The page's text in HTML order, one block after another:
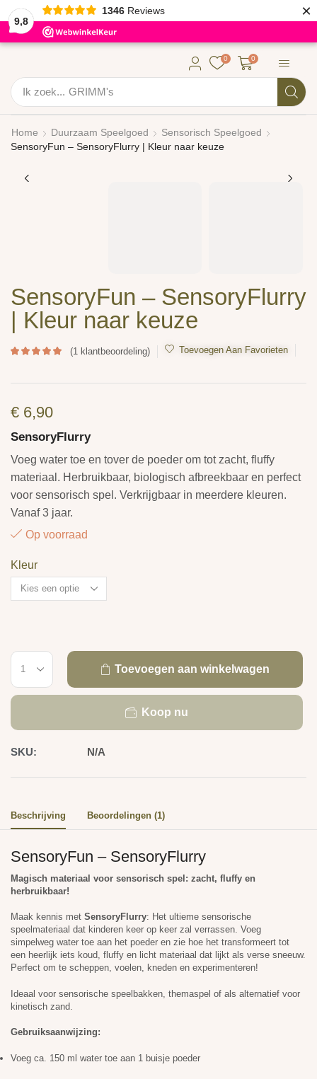
9,8
1346 Reviews ×
Ik zoek... GRIMM's
0 0
Home Duurzaam Speelgoed
Sensorisch Speelgoed
SensoryFun – SensoryFlurry | Kleur naar keuze
SensoryFun – SensoryFlurry
| Kleur naar keuze
(1 klantbeoordeling) Toevoegen Aan Favorieten
€ 6,90
SensoryFlurry
Voeg water toe en tover de poeder om tot zacht, fluffy
materiaal. Herbruikbaar, biologisch afbreekbaar en perfect
voor sensorisch spel. Verkrijgbaar in meerdere kleuren.
Vanaf 3 jaar.
Op voorraad
Kleur
Toevoegen aan winkelwagen
Koop nu
SKU: N/A
Beschrijving Beoordelingen (1)
SensoryFun – SensoryFlurry
Magisch materiaal voor sensorisch spel: zacht, fluffy en
herbruikbaar!
Maak kennis met SensoryFlurry: Het ultieme sensorische
speelmateriaal dat kinderen keer op keer zal verrassen. Voeg
simpelweg water toe aan het poeder en zie hoe het transformeert tot
een heerlijk iets koud, fluffy en licht materiaal dat lijkt als verse sneeuw.
Perfect om te scheppen, voelen, kneden en experimenteren!
Ideaal voor sensorische speelbakken, themaspel of als alternatief voor
kinetisch zand.
Gebruiksaanwijzing:
Voeg ca. 150 ml water toe aan 1 buisje poeder